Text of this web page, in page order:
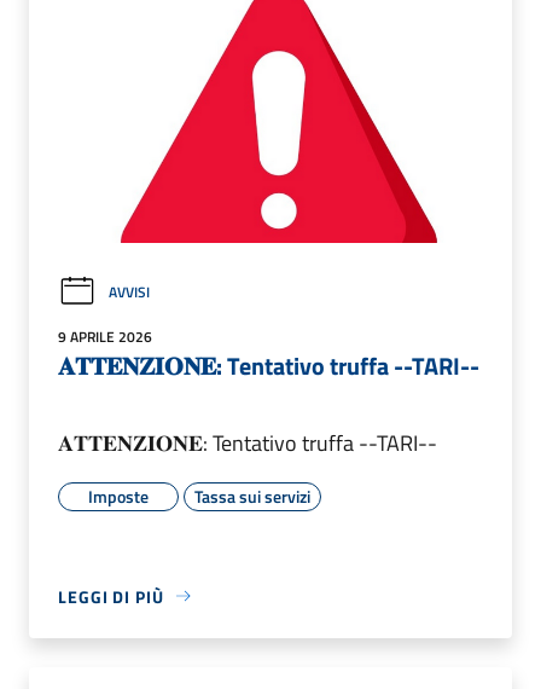
AVVISI
9 APRILE 2026
𝐀𝐓𝐓𝐄𝐍𝐙𝐈𝐎𝐍𝐄: Tentativo truffa --TARI--
𝐀𝐓𝐓𝐄𝐍𝐙𝐈𝐎𝐍𝐄: Tentativo truffa --TARI--
Imposte Tassa sui servizi
LEGGI DI PIÙ